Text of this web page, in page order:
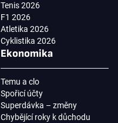
Tenis 2026
F1 2026
Atletika 2026
Cyklistika 2026
Ekonomika
Temu a clo
Spořicí účty
Superdávka – změny
Chybějící roky k důchodu